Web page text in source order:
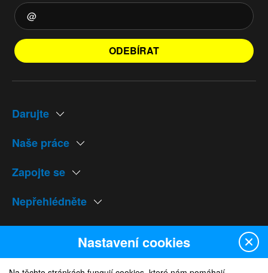
ODEBÍRAT
Darujte
Naše práce
Zapojte se
Nepřehlédněte
Naše weby
Nastavení cookies